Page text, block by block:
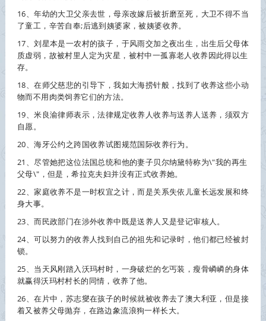
16、年幼的大卫父亲去世，母亲改嫁后被折磨至死，大卫不得不当
了童工，辛苦自奉;后逃到姨婆家，被姨婆收养。
17、刘星本是一农村的孩子，于风雨交加之夜出生，出生后父母体
质虚弱，故被村里人定为灾星，被村中一孤寡老人收养因此得以生
存。
18、在师父慈悲的引导下，我如大海捞针般，找到了收养这些小动
物而不用肉类饲养它们的方法。
19、米良渝律师表示，法律规定收养人收养与送养人送养，须双方
自愿。
20、海牙公约之跨国收养试图规范国际收养行为。
21、尽管她把这位法国总统和他的妻子贝尔纳黛特称为\"我的再生
父母\"，但是，希拉克夫妇并没有正式收养她。
22、家庭收养不是一时权宜之计，而是关系失依儿童长远发展和终
身大事。
23、而民政部门在涉外收养中既是送养人又是登记审核人。
24、可以努力的收养人找到自己的祖先和记录时，他们都已经被封
锁。
25、当天风刚踏入沃玛村时，一身破烂的乞丐装，瘦骨嶙嶙的身体
就赢得沃玛村村长的同情， 收养了他。
26、在片中，苏志燮在孩子的时候就被收养去了澳大利亚，但是接
着又被养父母抛弃，在路边象流浪狗一样长大。